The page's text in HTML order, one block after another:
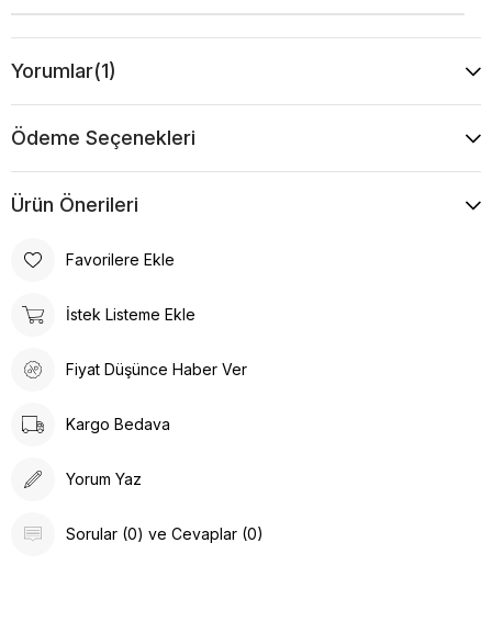
Yorumlar(1)
Ödeme Seçenekleri
Ürün Önerileri
Favorilere Ekle
İstek Listeme Ekle
Fiyat Düşünce Haber Ver
Kargo Bedava
Yorum Yaz
Sorular (0) ve Cevaplar (0)